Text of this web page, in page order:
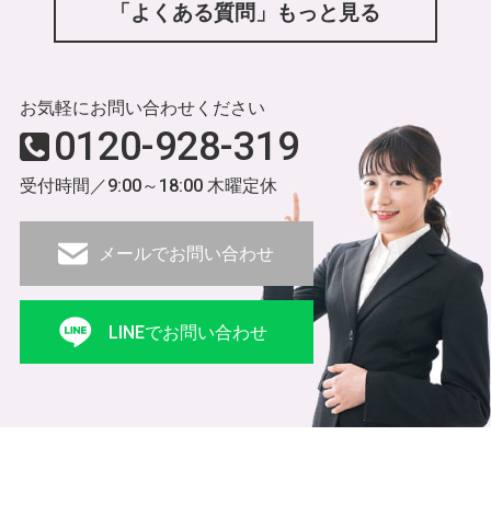
「よくある質問」もっと見る
お気軽にお問い合わせください
0120-928-319
受付時間／9:00～18:00 木曜定休
メールでお問い合わせ
LINEでお問い合わせ